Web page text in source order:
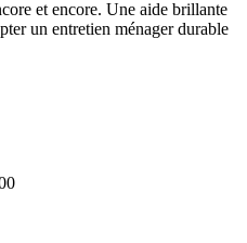
et encore. Une aide brillante
un entretien ménager durable